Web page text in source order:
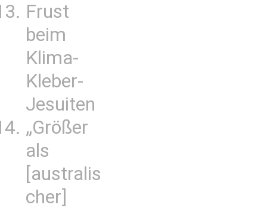
Frust
beim
Klima-
Kleber-
Jesuiten
„Größer
als
[australis
cher]